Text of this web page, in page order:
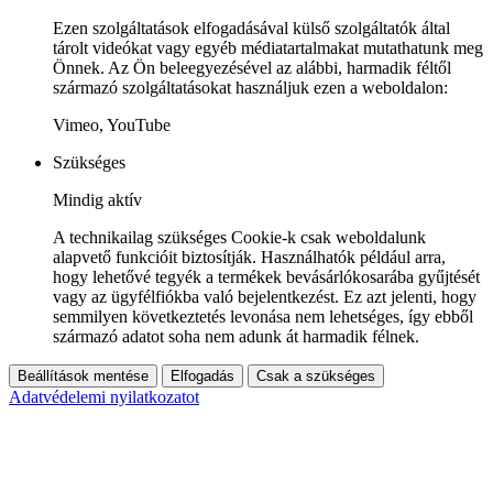
Ezen szolgáltatások elfogadásával külső szolgáltatók által
tárolt videókat vagy egyéb médiatartalmakat mutathatunk meg
Önnek. Az Ön beleegyezésével az alábbi, harmadik féltől
származó szolgáltatásokat használjuk ezen a weboldalon:
Vimeo, YouTube
Szükséges
Mindig aktív
A technikailag szükséges Cookie-k csak weboldalunk
alapvető funkcióit biztosítják. Használhatók például arra,
hogy lehetővé tegyék a termékek bevásárlókosarába gyűjtését
vagy az ügyfélfiókba való bejelentkezést. Ez azt jelenti, hogy
semmilyen következtetés levonása nem lehetséges, így ebből
származó adatot soha nem adunk át harmadik félnek.
Beállítások mentése Elfogadás Csak a szükséges
Adatvédelemi nyilatkozatot